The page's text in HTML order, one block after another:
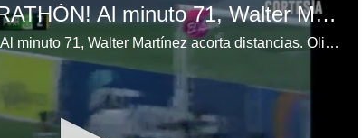
¡GOOOOL DE MARATHÓN! Al minuto 71, Walter Martínez acorta distancias. Olimpia 3-2 Marathón.
¡GOOOOL DE MARATHÓN! Al minuto 71, Walter Martínez acorta distancias. Olimpia 3-2 Marathón.